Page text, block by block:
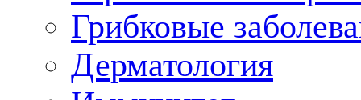
Грибковые
Дерматология